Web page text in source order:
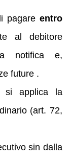
pagare entro
al debitore
notifica e,
future .
si applica la
(art. 72,
sin dalla